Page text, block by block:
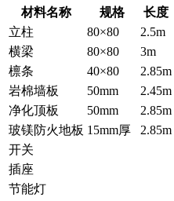
材料名称 规格 长度
立柱
80×80 2.5m
横梁
80×80 3m
檩条
40×80 2.85m
岩棉墙板
50mm 2.45m
净化顶板
50mm 2.85m
玻镁防火地板 15mm厚 2.85m
开关
插座
节能灯